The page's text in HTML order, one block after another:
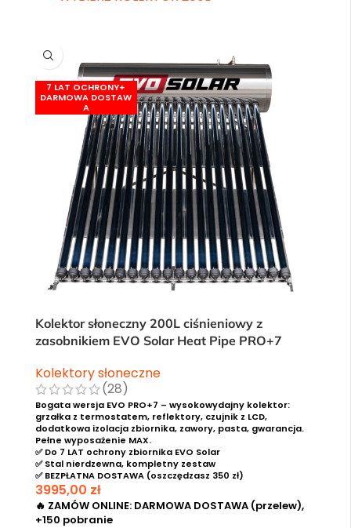
Kolektor słoneczny 200L ciśnieniowy z
zasobnikiem EVO Solar Heat Pipe PRO+7
Kolektory słoneczne
(28)
Bogata wersja EVO PRO+7 – wysokowydajny kolektor:
grzałka z termostatem, reflektory, czujnik z LCD,
dodatkowa izolacja zbiornika, zawory, pasta, gwarancja.
Pełne wyposażenie MAX.
✅ Do 7 LAT ochrony zbiornika EVO Solar
✅ Stal nierdzewna, kompletny zestaw
✅ BEZPŁATNA DOSTAWA (oszczędzasz 350 zł)
3995,00 zł
🔥 ZAMÓW ONLINE: DARMOWA DOSTAWA (przelew),
+150 pobranie